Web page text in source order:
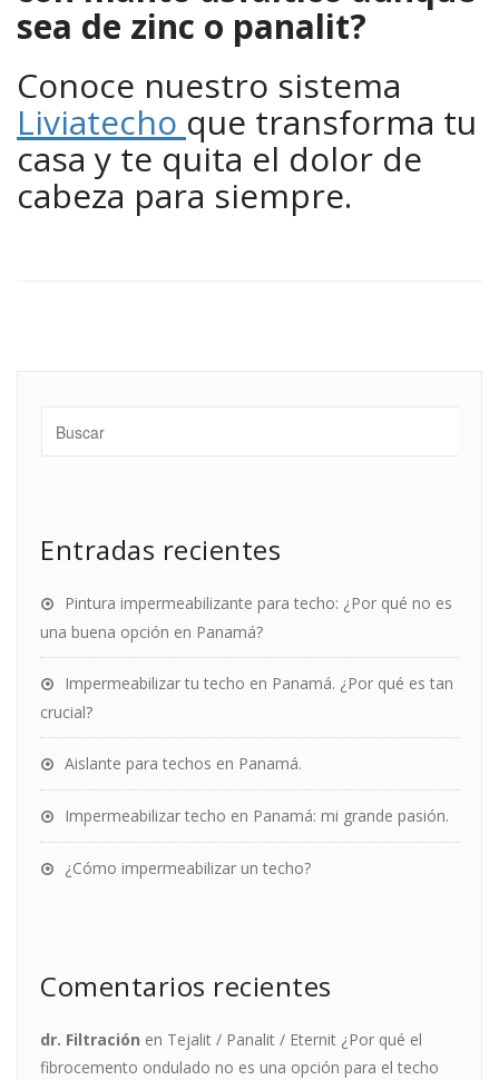
sea de zinc o panalit?
Conoce nuestro sistema
Liviatecho que transforma tu
casa y te quita el dolor de
cabeza para siempre.
Entradas recientes
Pintura impermeabilizante para techo: ¿Por qué no es
una buena opción en Panamá?
Impermeabilizar tu techo en Panamá. ¿Por qué es tan
crucial?
Aislante para techos en Panamá.
Impermeabilizar techo en Panamá: mi grande pasión.
¿Cómo impermeabilizar un techo?
Comentarios recientes
dr. Filtración en Tejalit / Panalit / Eternit ¿Por qué el
fibrocemento ondulado no es una opción para el techo